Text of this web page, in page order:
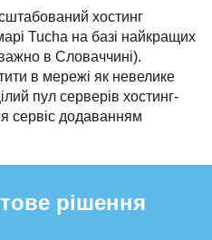
хостинг
Tucha на базі найкращих
в Словаччині).
в мережі як невелике
пул серверів хостинг-
сервіс додаванням
рішення